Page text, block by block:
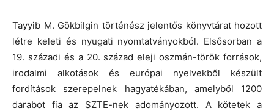
Tayyib M. Gökbilgin történész jelentős könyvtárat hozott
létre keleti és nyugati nyomtatványokból. Elsősorban a
19. századi és a 20. század eleji oszmán-török források,
irodalmi alkotások és európai nyelvekből készült
fordítások szerepelnek hagyatékában, amelyből 1200
darabot fia az SZTE-nek adományozott. A kötetek a